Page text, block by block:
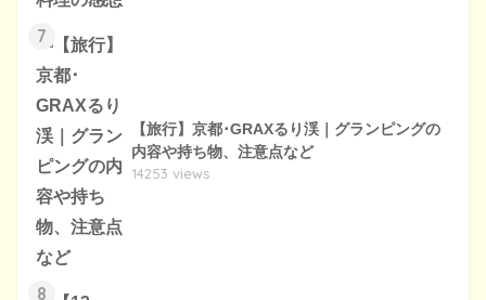
7
【旅行】京都･GRAXるり渓｜グランピングの
内容や持ち物、注意点など
14253 views
8